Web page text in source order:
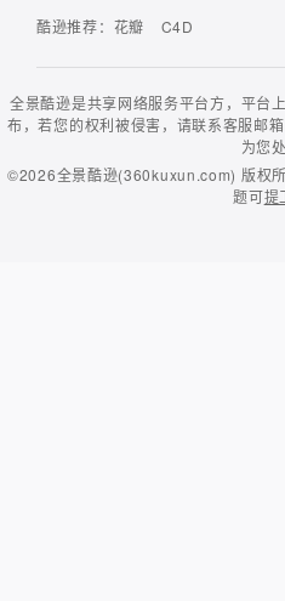
酷逊推荐： 花瓣 C4D
全景酷逊是共享网络服务平台方，平台
布，若您的权利被侵害，请联系客服邮
为您
©2026全景酷逊(360kuxun.com) 版权
题可提